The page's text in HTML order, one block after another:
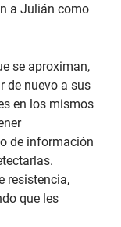
a Julián como
se aproximan,
de nuevo a sus
en los mismos
de información
resistencia,
que les